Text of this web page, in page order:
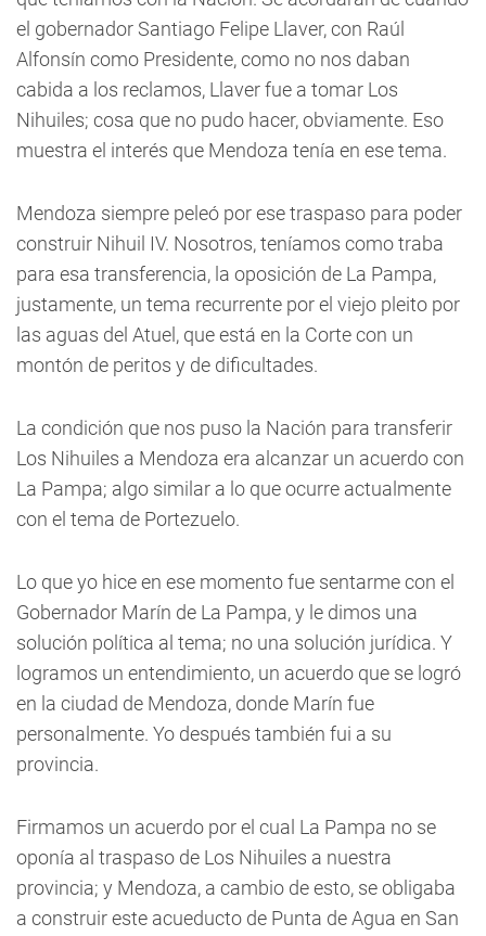
el gobernador Santiago Felipe Llaver, con Raúl
Alfonsín como Presidente, como no nos daban
cabida a los reclamos, Llaver fue a tomar Los
Nihuiles; cosa que no pudo hacer, obviamente. Eso
muestra el interés que Mendoza tenía en ese tema.
Mendoza siempre peleó por ese traspaso para poder
construir Nihuil IV. Nosotros, teníamos como traba
para esa transferencia, la oposición de La Pampa,
justamente, un tema recurrente por el viejo pleito por
las aguas del Atuel, que está en la Corte con un
montón de peritos y de dificultades.
La condición que nos puso la Nación para transferir
Los Nihuiles a Mendoza era alcanzar un acuerdo con
La Pampa; algo similar a lo que ocurre actualmente
con el tema de Portezuelo.
Lo que yo hice en ese momento fue sentarme con el
Gobernador Marín de La Pampa, y le dimos una
solución política al tema; no una solución jurídica. Y
logramos un entendimiento, un acuerdo que se logró
en la ciudad de Mendoza, donde Marín fue
personalmente. Yo después también fui a su
provincia.
Firmamos un acuerdo por el cual La Pampa no se
oponía al traspaso de Los Nihuiles a nuestra
provincia; y Mendoza, a cambio de esto, se obligaba
a construir este acueducto de Punta de Agua en San